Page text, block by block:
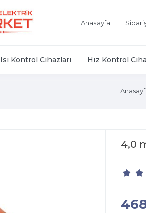
Anasayfa
Isı Kontrol Cihazları Hız Kontrol
4,0